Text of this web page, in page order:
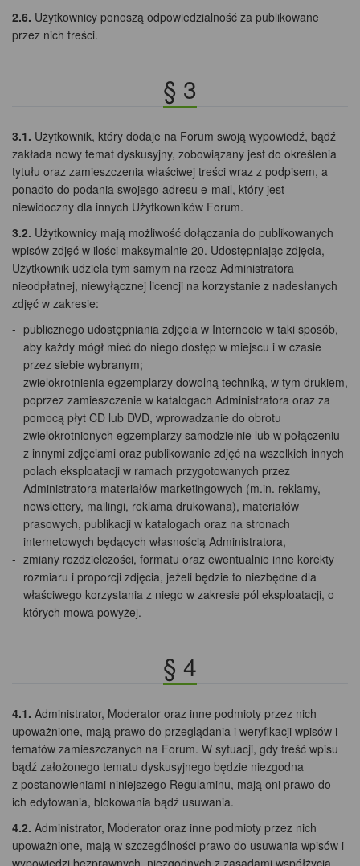
2.6. Użytkownicy ponoszą odpowiedzialność za publikowane
przez nich treści.
§ 3
3.1. Użytkownik, który dodaje na Forum swoją wypowiedź, bądź
zakłada nowy temat dyskusyjny, zobowiązany jest do określenia
tytułu oraz zamieszczenia właściwej treści wraz z podpisem, a
ponadto do podania swojego adresu e-mail, który jest
niewidoczny dla innych Użytkowników Forum.
3.2. Użytkownicy mają możliwość dołączania do publikowanych
wpisów zdjęć w ilości maksymalnie 20. Udostępniając zdjęcia,
Użytkownik udziela tym samym na rzecz Administratora
nieodpłatnej, niewyłącznej licencji na korzystanie z nadesłanych
zdjęć w zakresie:
publicznego udostępniania zdjęcia w Internecie w taki sposób,
aby każdy mógł mieć do niego dostęp w miejscu i w czasie
przez siebie wybranym;
zwielokrotnienia egzemplarzy dowolną techniką, w tym drukiem,
poprzez zamieszczenie w katalogach Administratora oraz za
pomocą płyt CD lub DVD, wprowadzanie do obrotu
zwielokrotnionych egzemplarzy samodzielnie lub w połączeniu
z innymi zdjęciami oraz publikowanie zdjęć na wszelkich innych
polach eksploatacji w ramach przygotowanych przez
Administratora materiałów marketingowych (m.in. reklamy,
newslettery, mailingi, reklama drukowana), materiałów
prasowych, publikacji w katalogach oraz na stronach
internetowych będących własnością Administratora,
zmiany rozdzielczości, formatu oraz ewentualnie inne korekty
rozmiaru i proporcji zdjęcia, jeżeli będzie to niezbędne dla
właściwego korzystania z niego w zakresie pól eksploatacji, o
których mowa powyżej.
§ 4
4.1. Administrator, Moderator oraz inne podmioty przez nich
upoważnione, mają prawo do przeglądania i weryfikacji wpisów i
tematów zamieszczanych na Forum. W sytuacji, gdy treść wpisu
bądź założonego tematu dyskusyjnego będzie niezgodna
z postanowieniami niniejszego Regulaminu, mają oni prawo do
ich edytowania, blokowania bądź usuwania.
4.2. Administrator, Moderator oraz inne podmioty przez nich
upoważnione, mają w szczególności prawo do usuwania wpisów i
wypowiedzi bezprawnych, niezgodnych z zasadami współżycia